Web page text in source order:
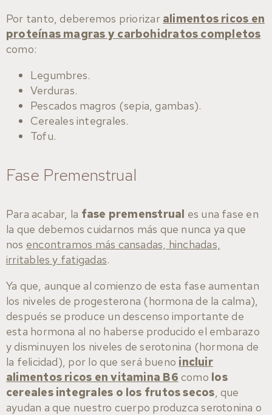
Por tanto, deberemos priorizar alimentos ricos en
proteínas magras y carbohidratos completos
como:
Legumbres.
Verduras.
Pescados magros (sepia, gambas).
Cereales integrales.
Tofu.
Fase Premenstrual
Para acabar, la fase premenstrual es una fase en
la que debemos cuidarnos más que nunca ya que
nos encontramos más cansadas, hinchadas,
irritables y fatigadas.
Ya que, aunque al comienzo de esta fase aumentan
los niveles de progesterona (hormona de la calma),
después se produce un descenso importante de
esta hormona al no haberse producido el embarazo
y disminuyen los niveles de serotonina (hormona de
la felicidad), por lo que será bueno incluir
alimentos ricos en vitamina B6 como los
cereales integrales o los frutos secos, que
ayudan a que nuestro cuerpo produzca serotonina o